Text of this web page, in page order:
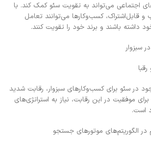
اجتماعی می‌تواند به تقویت سئو کمک کند. با
قابل‌اشتراک، کسب‌وکارها می‌توانند تعامل
داشته باشند و برند خود را تقویت کنند.
سبزوار
در سئو برای کسب‌وکارهای سبزوار، رقابت شدید
موفقیت در این رقابت، نیاز به استراتژی‌های
است.
الگوریتم‌های موتورهای جستجو